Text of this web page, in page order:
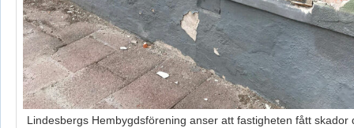
Lindesbergs Hembygdsförening anser att fastigheten fått skador